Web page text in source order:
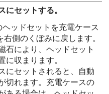
にセットする。
ッドセットを充電ケース
側のくぼみに戻します。
石により、ヘッドセット
に収まります。
にセットされると、自動
切れます。充電ケースの